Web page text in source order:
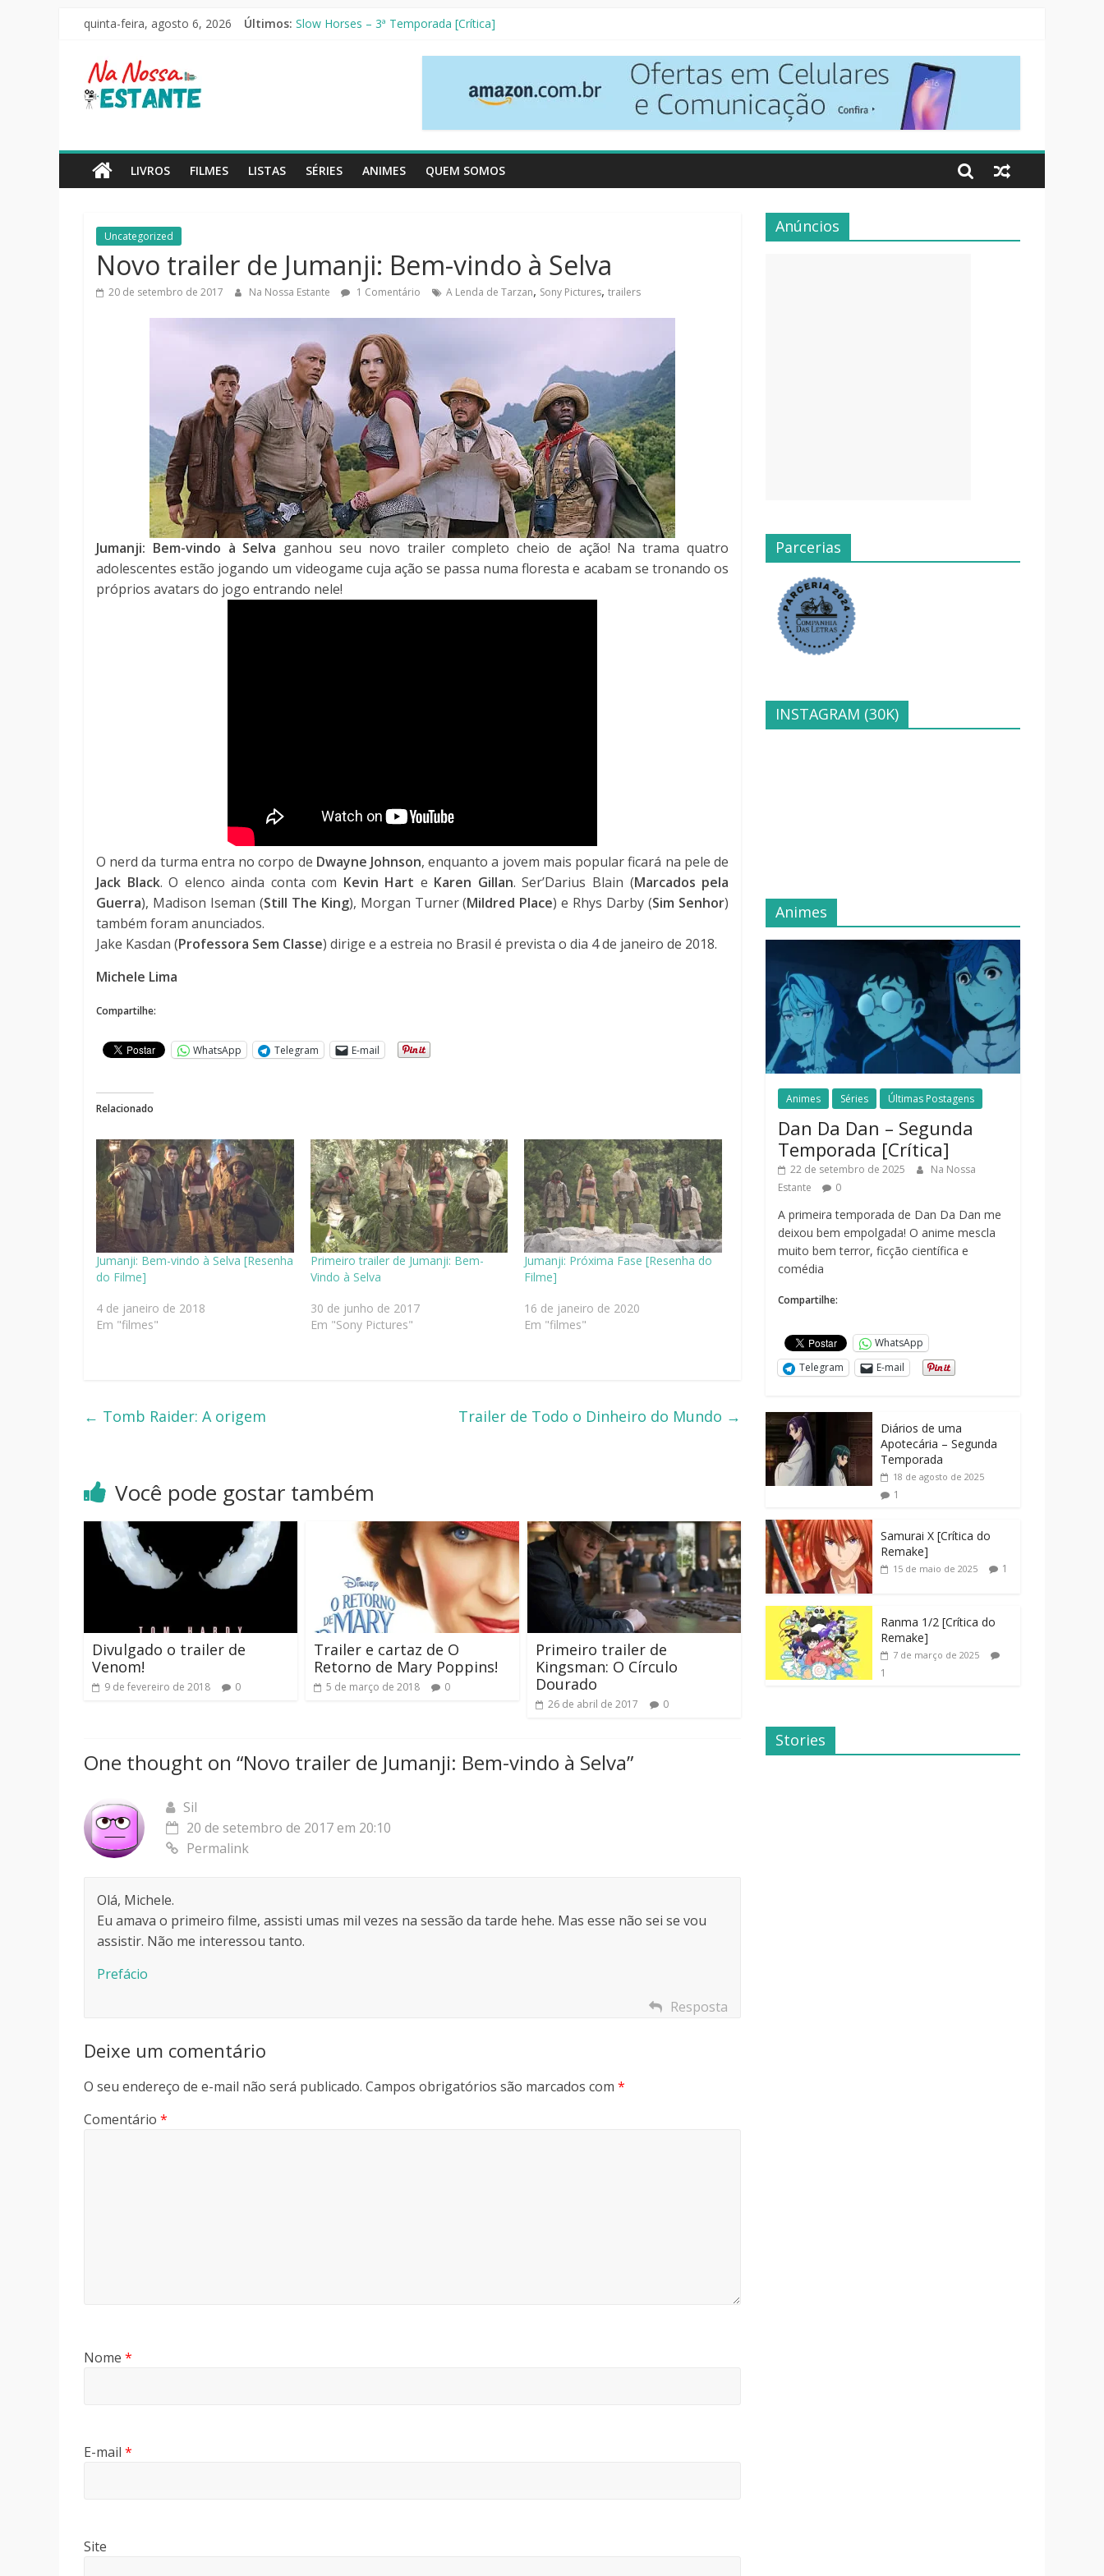
Pular
conteúdo
quinta-feira, agosto 6, 2026 Últimos: Slow Horses – 3ª Temporada [Crítica]
O Pistoleiro [Resenha Literária]
Na
Nossa
Estante
livros,
filmes,
séries
LIVROS FILMES LISTAS SÉRIES ANIMES QUEM SOMOS
Uncategorized
Novo trailer de Jumanji: Bem-vindo à Selva
20 de setembro de 2017 Na Nossa Estante 1 Comentário A Lenda de Tarzan, Sony Pictures, trailers
Jumanji: Bem-vindo à Selva ganhou seu novo trailer completo cheio de ação! Na trama quatro
adolescentes estão jogando um videogame cuja ação se passa numa floresta e acabam se tronando os
próprios avatars do jogo entrando nele!
O nerd da turma entra no corpo de Dwayne Johnson, enquanto a jovem mais popular ficará na pele de
Jack Black. O elenco ainda conta com Kevin Hart e Karen Gillan. Ser’Darius Blain (Marcados pela
Guerra), Madison Iseman (Still The King), Morgan Turner (Mildred Place) e Rhys Darby (Sim Senhor)
também foram anunciados.
Jake Kasdan (Professora Sem Classe) dirige e a estreia no Brasil é prevista o dia 4 de janeiro de 2018.
Michele Lima
Compartilhe:
WhatsApp Telegram E-mail
Relacionado
Jumanji: Bem-vindo à Selva [Resenha
do Filme]
4 de janeiro de 2018
Em "filmes"
Primeiro trailer de Jumanji: Bem-
Vindo à Selva
30 de junho de 2017
Em "Sony Pictures"
Jumanji: Próxima Fase [Resenha do
Filme]
16 de janeiro de 2020
Em "filmes"
← Tomb Raider: A origem Trailer de Todo o Dinheiro do Mundo →
Você pode gostar também
Divulgado o trailer de
Venom!
9 de fevereiro de 2018 0
Trailer e cartaz de O
Retorno de Mary Poppins!
5 de março de 2018 0
Primeiro trailer de
Kingsman: O Círculo
Dourado
26 de abril de 2017 0
One thought on “Novo trailer de Jumanji: Bem-vindo à Selva”
Sil
20 de setembro de 2017 em 20:10
Permalink
Olá, Michele.
Eu amava o primeiro filme, assisti umas mil vezes na sessão da tarde hehe. Mas esse não sei se vou
assistir. Não me interessou tanto.
Prefácio
Resposta
Deixe um comentário
O seu endereço de e-mail não será publicado. Campos obrigatórios são marcados com *
Comentário *
Nome *
E-mail *
Site
Anúncios
Parcerias
INSTAGRAM (30K)
Animes
Animes Séries Últimas Postagens
Dan Da Dan – Segunda
Temporada [Crítica]
22 de setembro de 2025
Na Nossa
Estante
0
A primeira temporada de Dan Da Dan me
deixou bem empolgada! O anime mescla
muito bem terror, ficção científica e
comédia
Compartilhe:
WhatsApp
Telegram
E-mail
Diários de uma
Apotecária – Segunda
Temporada
18 de agosto de 2025
1
Samurai X [Crítica do
Remake]
15 de maio de 2025 1
Ranma 1/2 [Crítica do
Remake]
7 de março de 2025
1
Stories
Dicas de
Filmes Para o
Família